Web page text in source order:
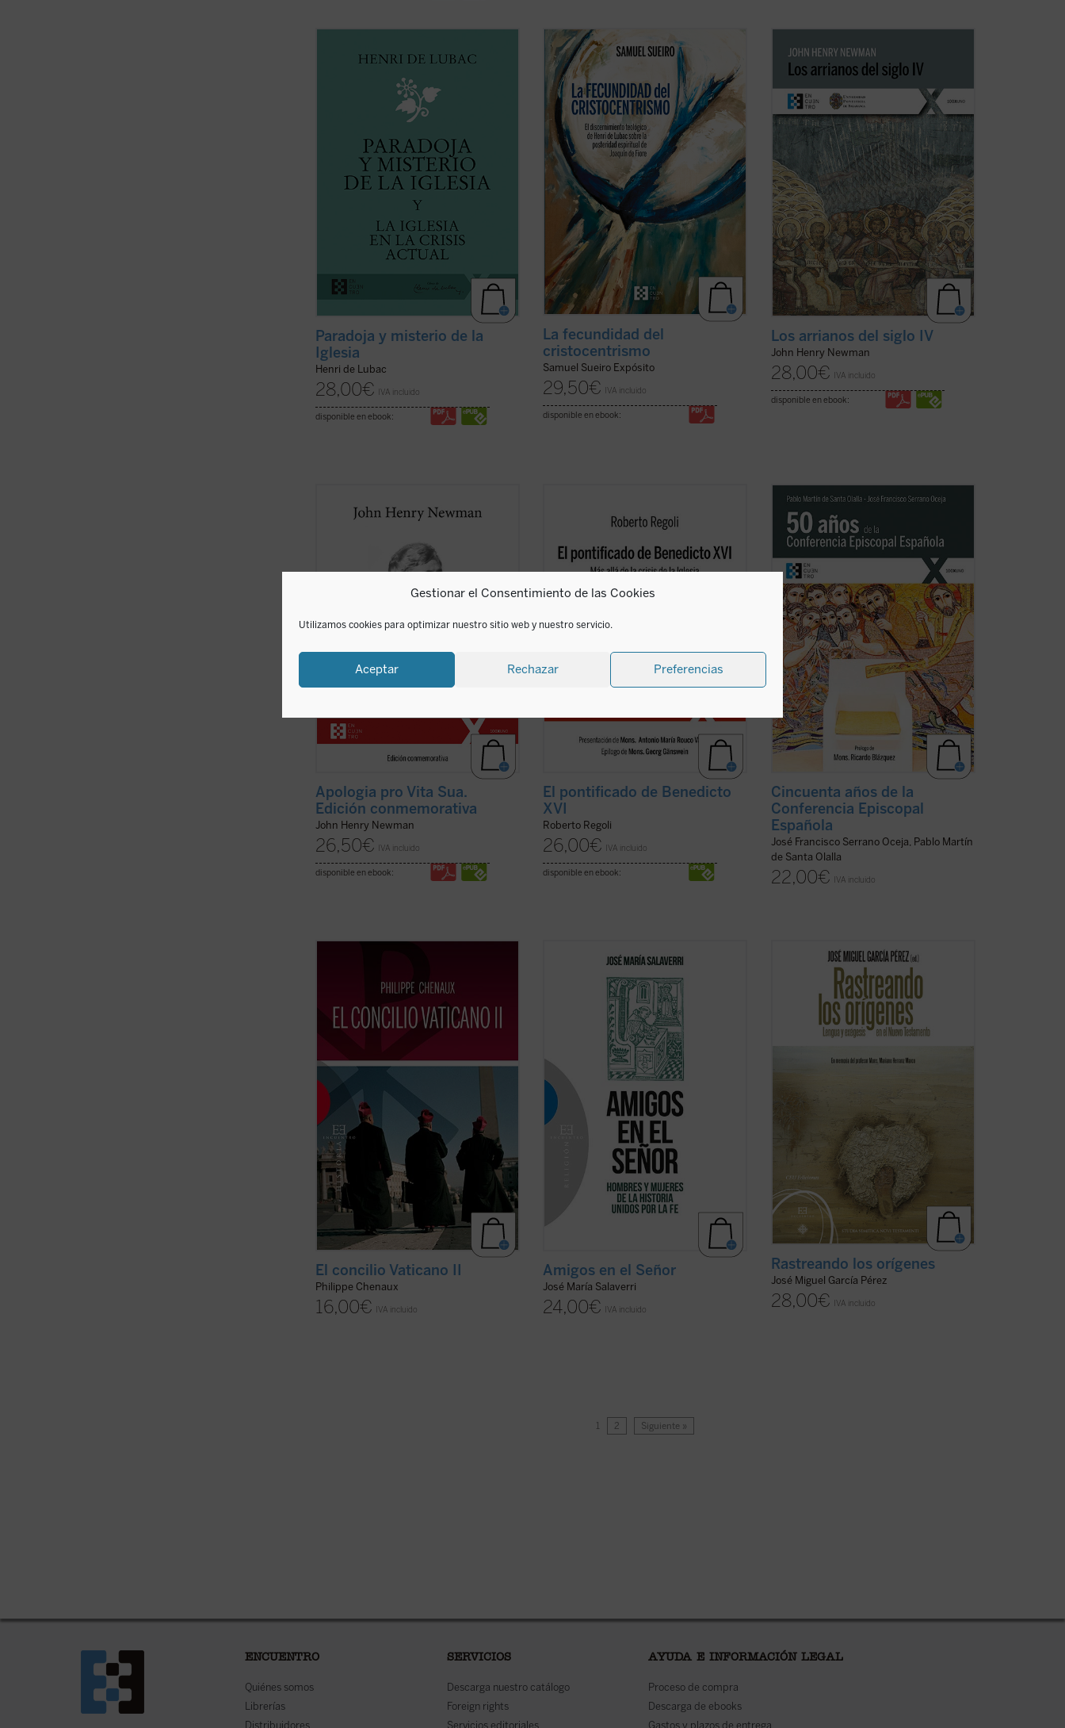
Gestionar el Consentimiento de las Cookies
Utilizamos cookies para optimizar nuestro sitio web y nuestro servicio.
Aceptar Rechazar Preferencias
cristianos en la sociedad
contemporánea? Este es el tema
dominante de los textos de Henri de
Lubac reunidos en el presente volumen.
Frente a una crisis que sacude las raíces
espirituales de Europa, el ...
(ver ficha)
Paradoja y misterio de la
Iglesia
Henri de Lubac
28,00€ IVA incluido
disponible en ebook:
Antes que una cuestión relativa a la
teología de la historia o a la eclesiología,
el problema dogmático detectado por
Henri de Lubac enLa posteridad
espiritual de Joaquín de Fiorees de
orden cristológico y trinitario, o mejor, de
...
(ver ficha)
La fecundidad del
cristocentrismo
Samuel Sueiro Expósito
29,50€ IVA incluido
disponible en ebook:
EnLos arrianos del siglo IV
aborda la génesis, el desarrollo y
consecuencias de la herejía arriana, la
primera gran crisis de la Iglesia después
de la época de las persecuciones.
Aunque la obra se sitúa casi al inicio de la
(ver ficha)
Los arrianos del siglo IV
John Henry Newman
28,00€ IVA incluido
disponible en ebook:
Considerada una obra cumbre de la
literatura autobiográfica universal,
oportunidad de defenderse frente a la
incomprensión y el rechazo que había
catolicismo. La presente ...(ver ficha)
Apologia pro Vita Sua.
Edición conmemorativa
John Henry Newman
26,50€ IVA incluido
disponible en ebook:
El pontificado de Benedicto XVI
sólidamente documentada sobre la labor
de Joseph Ratzinger como papa, a la vez
interpretativas que ...(ver ficha)
El pontificado de Benedicto
XVI
Roberto Regoli
26,00€ IVA incluido
disponible en ebook:
Ante el «olvido» generalizado respecto
del papel desempeñado por la Iglesia
española en algunos de los
acontecimientos sociales y políticos de
las últimas décadas, en especial en la
Transición, los autores de este libro han
querido exponer, ...(ver ficha)
Cincuenta años de la
Conferencia Episcopal
Española
José Francisco Serrano Oceja, Pablo Martín
de Santa Olalla
22,00€ IVA incluido
como «el acontecimiento más
importante del siglo XX»? A los
cincuenta años de su clausura, esta
ficha)
El concilio Vaticano II
Philippe Chenaux
16,00€ IVA incluido
La experiencia de amistad,
profundamente arraigada en el ser
humano, quedó circunscrita en la
antigüedad a la relación entre varones;
apenas se mencionan --y siempre con
sospecha--amistades entre mujeres. Las
relaciones de amistad intersexual ...
Amigos en el Señor
José María Salaverri
24,00€ IVA incluido
El Nuevo Testamento es testimonio y
anuncio de un hecho sucedido durante el
siglo primero de nuestra era en la tierra
habitada por el pueblo de Israel. Algunos
judíos vieron cumplidas las profecías del
Antiguo Testamento en este
Rastreando los orígenes
José Miguel García Pérez
28,00€ IVA incluido
1 2 Siguiente »
ENCUENTRO
Quiénes somos
Librerías
Distribuidores
SERVICIOS
Descarga nuestro catálogo
Foreign rights
Servicios editoriales
AYUDA E INFORMACIÓN LEGAL
Proceso de compra
Descarga de ebooks
Gastos y plazos de entrega